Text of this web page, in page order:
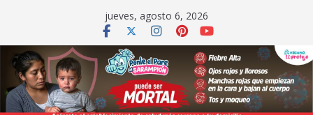
contenido
jueves, agosto 6, 2026